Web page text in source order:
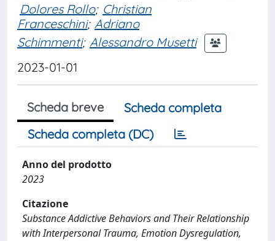
Dolores Rollo; Christian
Franceschini; Adriano
Schimmenti; Alessandro Musetti
2023-01-01
Scheda breve
Scheda completa
Scheda completa (DC)
Anno del prodotto
2023
Citazione
Substance Addictive Behaviors and Their Relationship
with Interpersonal Trauma, Emotion Dysregulation,